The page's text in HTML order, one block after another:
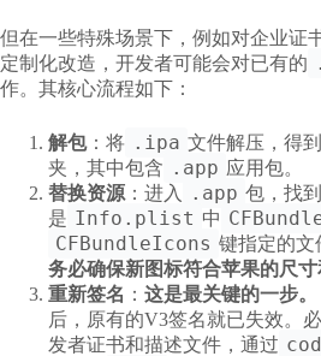
但在一些特殊场景下，例如对企业证
定制化改造，开发者可能会对已有的
作。其核心流程如下：
解包：将 .ipa 文件解压，得到
夹，其中包含 .app 应用包。
替换资源 ：进入 .app 包，找
是 Info.plist 中
CFBundleIcons 键指定的文
务必确保新图标符合苹果的尺
重新签名 ： 这是最关键的一步。
后，原有的V3签名就已失效。
发者证书和描述文件，通过